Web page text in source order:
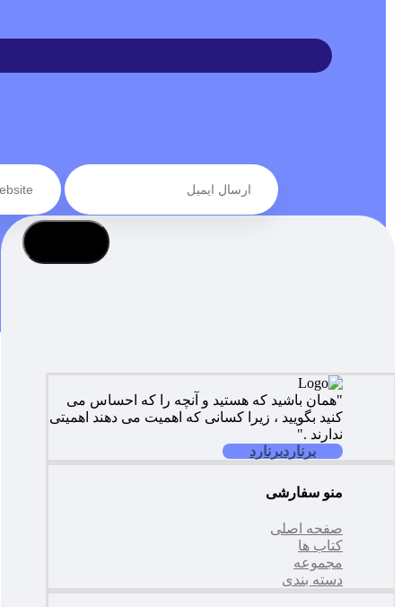
"همان باشید که هستید و آنچه را که احساس می
کنید بگویید ، زیرا کسانی که اهمیت می دهند اهمیتی
ندارند ."
برناردبرنارد
منو سفارشی
صفحه اصلی
کتاب ها
مجموعه
دسته بندی